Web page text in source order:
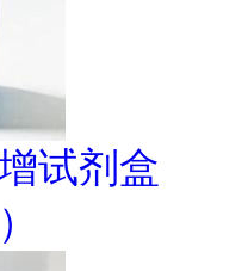
试剂盒